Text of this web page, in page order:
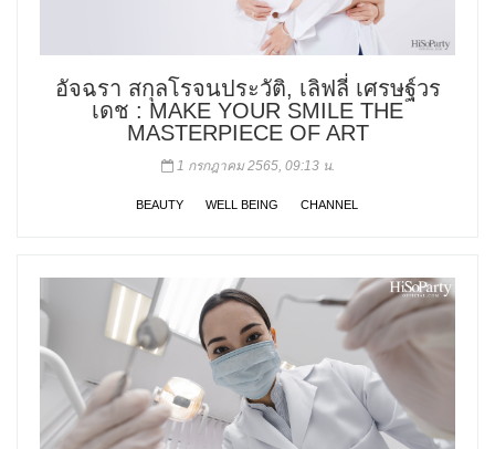
อัจฉรา สกุลโรจนประวัติ, เลิฟลี่ เศรษฐ์วร
เดช : MAKE YOUR SMILE THE
MASTERPIECE OF ART
1 กรกฎาคม 2565, 09:13 น.
BEAUTY WELL BEING CHANNEL